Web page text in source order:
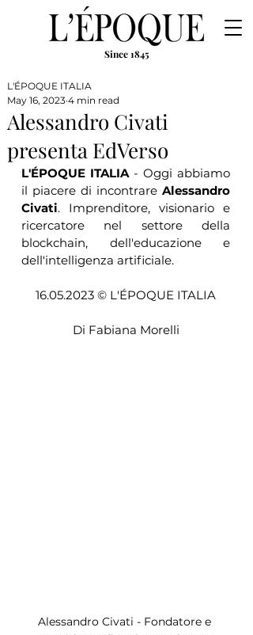
Since 1845
Alessandro Civati
presenta EdVerso
L'ÉPOQUE ITALIA
May 16, 2023 4 min read
L'ÉPOQUE ITALIA - Oggi abbiamo
il piacere di incontrare Alessandro
Civati. Imprenditore, visionario e
ricercatore nel settore della
blockchain, dell'educazione e
dell'intelligenza artificiale.
16.05.2023 ©️ L'ÉPOQUE ITALIA
Di Fabiana Morelli
Alessandro Civati - Fondatore e